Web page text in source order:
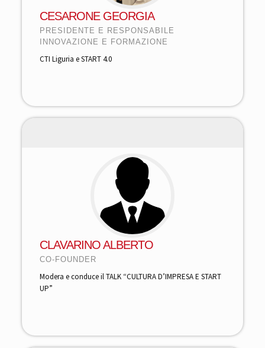
CESARONE GEORGIA
PRESIDENTE E RESPONSABILE
INNOVAZIONE E FORMAZIONE
CTI Liguria e START 4.0
CLAVARINO ALBERTO
CO-FOUNDER
Modera e conduce il TALK “CULTURA D’IMPRESA E START
UP”